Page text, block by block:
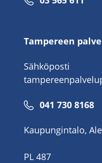
Tampereen
Sähköposti
041 730 8168
Kaupungintalo,
PL 487